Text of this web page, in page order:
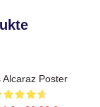
Alcaraz Poster